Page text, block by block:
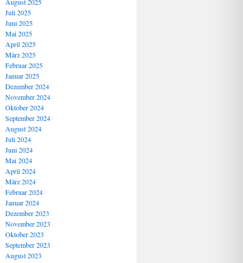
Juli 2025
Juni 2025
Mai 2025
April 2025
März 2025
Februar 2025
Januar 2025
Dezember 2024
November 2024
Oktober 2024
September 2024
August 2024
Juli 2024
Juni 2024
Mai 2024
April 2024
März 2024
Februar 2024
Januar 2024
Dezember 2023
November 2023
Oktober 2023
September 2023
August 2023